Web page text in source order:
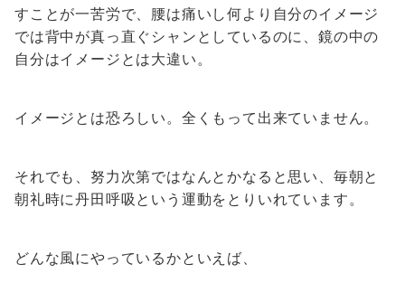
すことが一苦労で、腰は痛いし何より自分のイメージ
では背中が真っ直ぐシャンとしているのに、鏡の中の
自分はイメージとは大違い。
イメージとは恐ろしい。全くもって出来ていません。
それでも、努力次第ではなんとかなると思い、毎朝と
朝礼時に丹田呼吸という運動をとりいれています。
どんな風にやっているかといえば、